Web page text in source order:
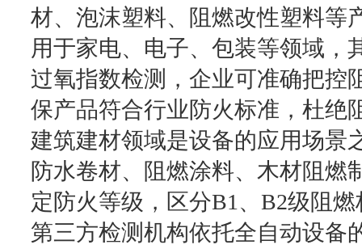
材、泡沫塑料、阻燃改性塑料等
用于家电、电子、包装等领域，
过氧指数检测，企业可准确把控
保产品符合行业防火标准，杜绝
建筑建材领域是设备的应用场景
防水卷材、阻燃涂料、木材阻燃
定防火等级，区分B1、B2级阻
第三方检测机构依托全自动设备